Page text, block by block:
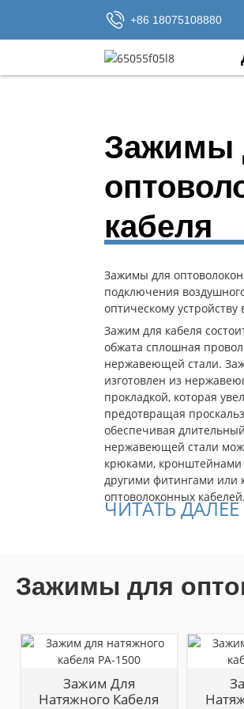
+86 18075108880
Зажимы
кабеля
Зажимы для
подключения
оптическому устройству
Зажим для кабеля
обжата сплошная
нержавеющей стали.
изготовлен из
прокладкой, которая
предотвращая
обеспечивая
нержавеющей стали
крюками, кронштейнами
другими фитингами или
оптоволоконных кабелей.
ЧИТАТЬ ДАЛЕЕ
Зажимы для
Зажим Для
Натяжного Кабеля